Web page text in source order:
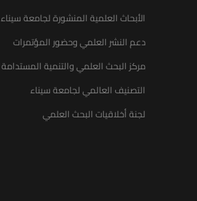
الأبحاث العلمية المنشورة لجامعة سيناء
دعم النشر العلمي وحضور المؤتمرات
مركز البحث العلمي والتنمية المستدامة
التصنيف العالمي لجامعة سيناء
لجنة أخلاقيات البحث العلمي